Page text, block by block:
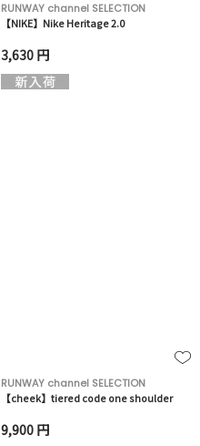
RUNWAY channel SELECTION
【NIKE】Nike Heritage 2.0
3,630 円
RUNWAY channel SELECTION
【cheek】tiered code one shoulder
9,900 円